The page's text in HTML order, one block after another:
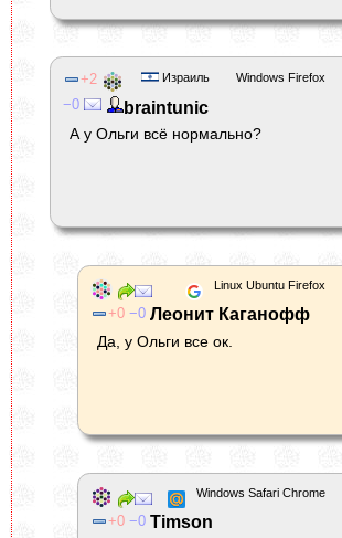
Windows Firefox
Израиль
2
0
braintunic
А у Ольги всё нормально?
Linux Ubuntu Firefox
0 0 Леонит Каганофф
Да, у Ольги все ок.
Windows Safari Chrome
0 0 Timson